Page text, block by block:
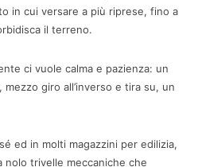
in cui versare a più riprese, fino a
il terreno.
ci vuole calma e pazienza: un
giro all’inverso e tira su, un
ed in molti magazzini per edilizia,
nolo trivelle meccaniche che